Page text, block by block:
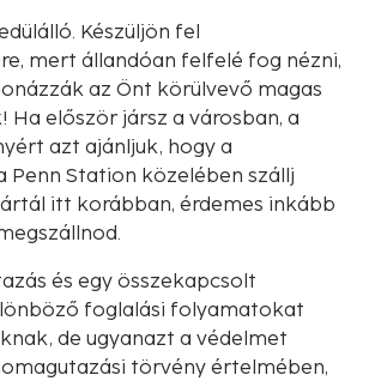
Készüljön fel
mert állandóan felfelé fog nézni,
az Önt körülvevő magas
Ha először jársz a városban, a
azt ajánljuk, hogy a
Penn Station közelében szállj
itt korábban, érdemes inkább
és egy összekapcsolt
foglalási folyamatokat
de ugyanazt a védelmet
törvény értelmében,